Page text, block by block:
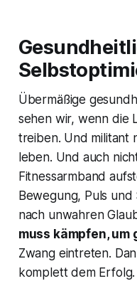
Übermäßige
sehen wir, wenn die
treiben. Und militant
leben. Und auch
Fitnessarmband
Bewegung, Puls
nach unwahren
muss kämpfen, um
Zwang eintreten.
komplett dem